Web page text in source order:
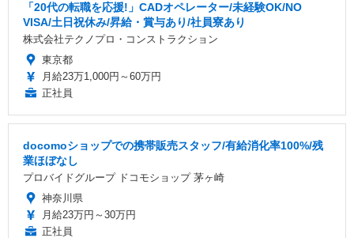
「20代の転職を応援!」CADオペレーター/未経験OK/NO
VISA/土日祝休み/昇給・賞与あり/社員寮あり
株式会社テクノプロ・コンストラクション
東京都
月給23万1,000円～60万円
正社員
docomoショップでの携帯販売スタッフ/有給消化率100%/残
業ほぼなし
プロバイドグループ ドコモショップ 茅ヶ崎
神奈川県
月給23万円～30万円
正社員